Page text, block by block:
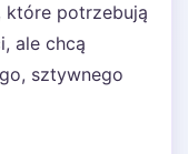
które potrzebują
ale chcą
sztywnego